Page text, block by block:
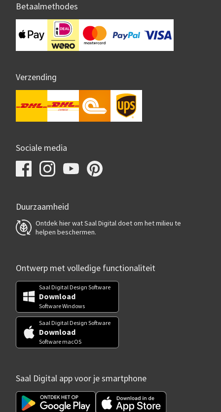
Betaalmethodes
Verzending
Sociale media
Duurzaamheid
Ontdek hier wat Saal Digital doet om het milieu te
helpen beschermen.
Ontwerp met volledige functionaliteit
Saal Digital Design Software
Download
Software Windows
Saal Digital Design Software
Download
Software macOS
Saal Digital app voor je smartphone